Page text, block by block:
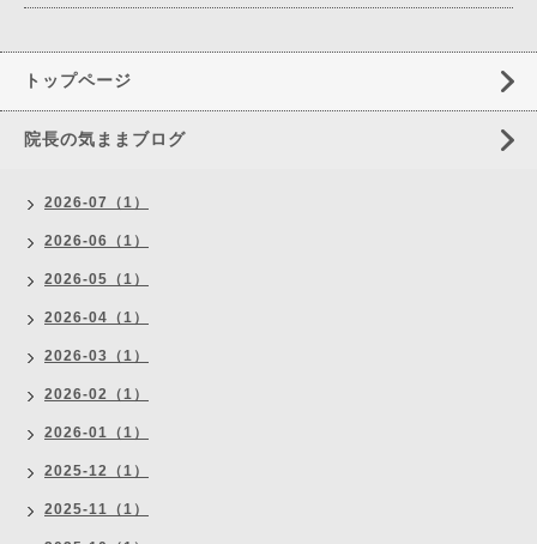
トップページ
院長の気ままブログ
2026-07（1）
2026-06（1）
2026-05（1）
2026-04（1）
2026-03（1）
2026-02（1）
2026-01（1）
2025-12（1）
2025-11（1）